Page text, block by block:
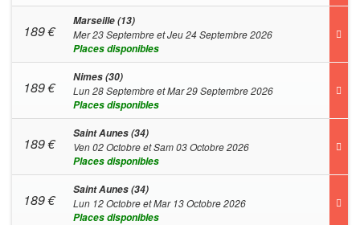
189€
Marseille (13)
Mer 23 Septembre et Jeu 24 Septembre 2026
Places disponibles
189€
Nimes (30)
Lun 28 Septembre et Mar 29 Septembre 2026
Places disponibles
189€
Saint Aunes (34)
Ven 02 Octobre et Sam 03 Octobre 2026
Places disponibles
189€
Saint Aunes (34)
Lun 12 Octobre et Mar 13 Octobre 2026
Places disponibles